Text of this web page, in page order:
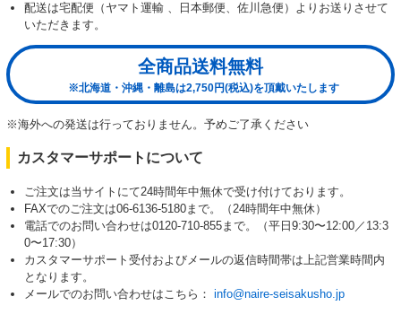
配送は宅配便（ヤマト運輸 、日本郵便、佐川急便）よりお送りさせて
いただきます。
全商品送料無料
※北海道・沖縄・離島は2,750円(税込)を頂戴いたします
※海外への発送は行っておりません。予めご了承ください
カスタマーサポートについて
ご注文は当サイトにて24時間年中無休で受け付けております。
FAXでのご注文は06-6136-5180まで。（24時間年中無休）
電話でのお問い合わせは0120-710-855まで。（平日9:30〜12:00／13:3
0〜17:30）
カスタマーサポート受付およびメールの返信時間帯は上記営業時間内
となります。
メールでのお問い合わせはこちら： info@naire-seisakusho.jp